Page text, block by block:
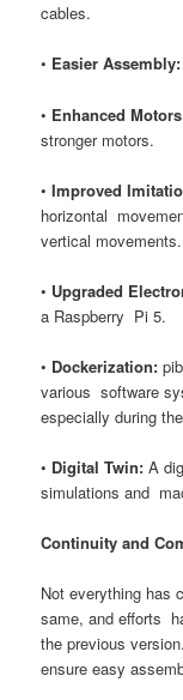
cables.
• Easier
• Enhanced
stronger motors.
•Improved
horizontal
vertical movements.
• Upgraded
a Raspberry Pi 5.
• Dockerization:
various software
especially during
• Digital Twin:A
simulations and
Continuity and
Not everything has
same, and efforts
the previous
ensure easy